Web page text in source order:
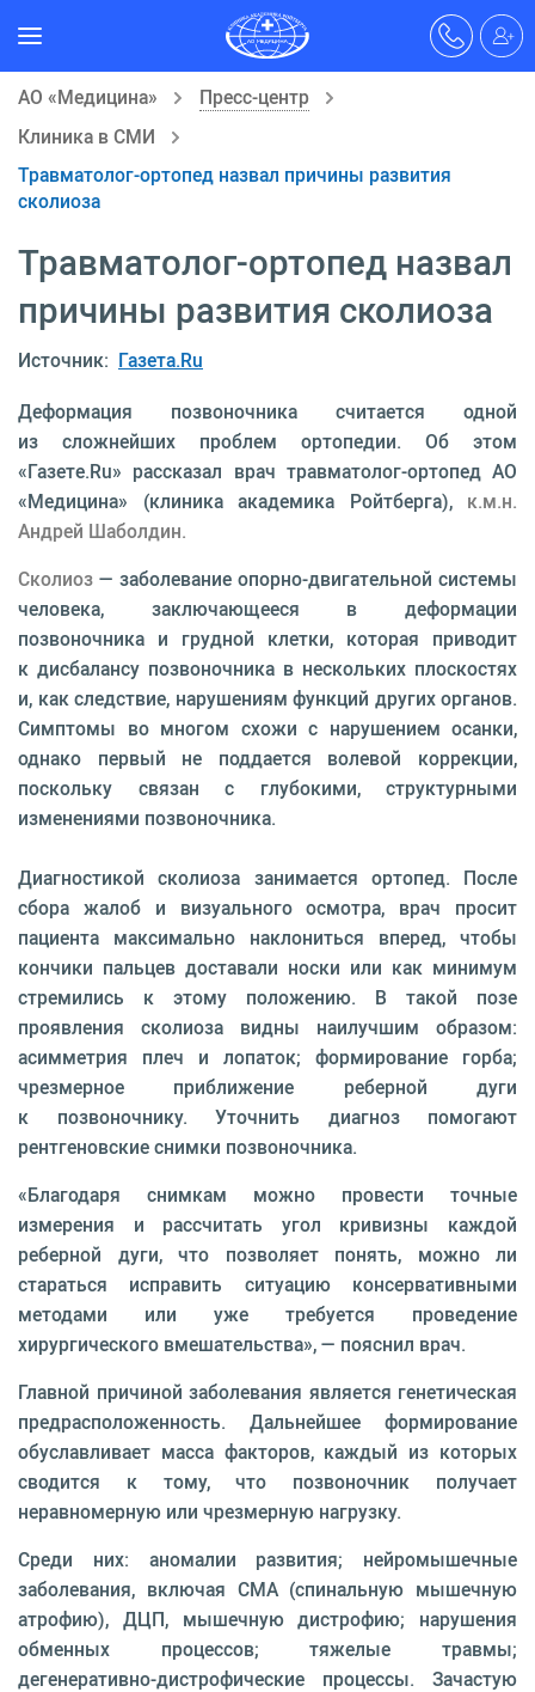
АО «Медицина»
Пресс-центр
Клиника в СМИ
Травматолог-ортопед назвал причины развития
сколиоза
Травматолог-ортопед назвал
причины развития сколиоза
Источник: Газета.Ru
Деформация позвоночника считается одной
из сложнейших проблем ортопедии. Об этом
«Газете.Ru» рассказал врач травматолог-ортопед АО
«Медицина» (клиника академика Ройтберга), к.м.н.
Андрей Шаболдин.
Сколиоз — заболевание опорно-двигательной системы
человека, заключающееся в деформации
позвоночника и грудной клетки, которая приводит
к дисбалансу позвоночника в нескольких плоскостях
и, как следствие, нарушениям функций других органов.
Симптомы во многом схожи с нарушением осанки,
однако первый не поддается волевой коррекции,
поскольку связан с глубокими, структурными
изменениями позвоночника.
Диагностикой сколиоза занимается ортопед. После
сбора жалоб и визуального осмотра, врач просит
пациента максимально наклониться вперед, чтобы
кончики пальцев доставали носки или как минимум
стремились к этому положению. В такой позе
проявления сколиоза видны наилучшим образом:
асимметрия плеч и лопаток; формирование горба;
чрезмерное приближение реберной дуги
к позвоночнику. Уточнить диагноз помогают
рентгеновские снимки позвоночника.
«Благодаря снимкам можно провести точные
измерения и рассчитать угол кривизны каждой
реберной дуги, что позволяет понять, можно ли
стараться исправить ситуацию консервативными
методами или уже требуется проведение
хирургического вмешательства», — пояснил врач.
Главной причиной заболевания является генетическая
предрасположенность. Дальнейшее формирование
обуславливает масса факторов, каждый из которых
сводится к тому, что позвоночник получает
неравномерную или чрезмерную нагрузку.
Среди них: аномалии развития; нейромышечные
заболевания, включая СМА (спинальную мышечную
атрофию), ДЦП, мышечную дистрофию; нарушения
обменных процессов; тяжелые травмы;
дегенеративно-дистрофические процессы. Зачастую